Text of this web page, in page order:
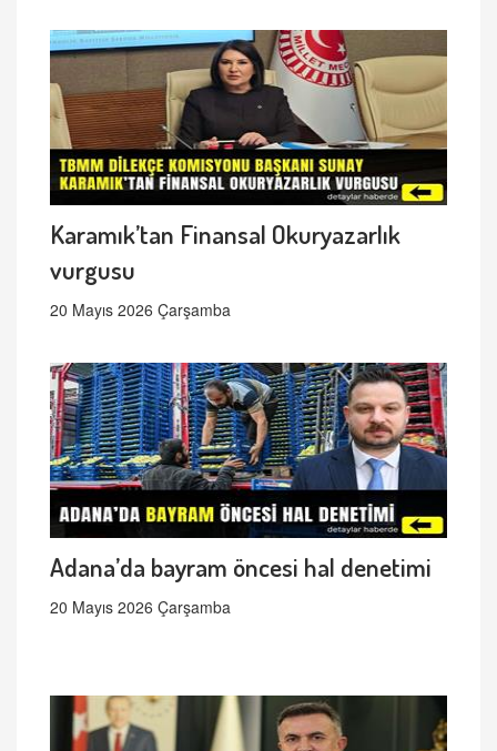
Karamık’tan Finansal Okuryazarlık
vurgusu
20 Mayıs 2026 Çarşamba
Adana’da bayram öncesi hal denetimi
20 Mayıs 2026 Çarşamba